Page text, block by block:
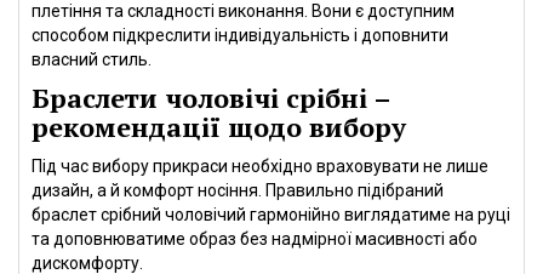
плетіння та складності виконання. Вони є доступним
способом підкреслити індивідуальність і доповнити
власний стиль.
Браслети чоловічі срібні –
рекомендації щодо вибору
Під час вибору прикраси необхідно враховувати не лише
дизайн, а й комфорт носіння. Правильно підібраний
браслет срібний чоловічий гармонійно виглядатиме на руці
та доповнюватиме образ без надмірної масивності або
дискомфорту.